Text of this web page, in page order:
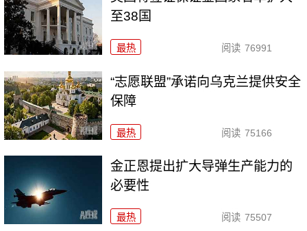
至38国
最热 阅读 76991
“志愿联盟”承诺向乌克兰提供安全
保障
最热 阅读 75166
金正恩提出扩大导弹生产能力的
必要性
最热 阅读 75507